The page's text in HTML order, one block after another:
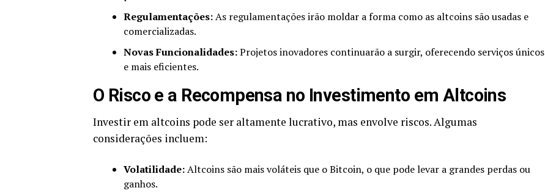
Regulamentações:As regulamentações irão moldar a forma como as altcoins são usadas e
comercializadas.
Novas Funcionalidades:Projetos inovadores continuarão a surgir, oferecendo serviços únicos
e mais eficientes.
O Risco e a Recompensa no Investimento em Altcoins
Investir em altcoins pode ser altamente lucrativo, mas envolve riscos. Algumas
considerações incluem:
Volatilidade:Altcoins são mais voláteis que o Bitcoin, o que pode levar a grandes perdas ou
ganhos.